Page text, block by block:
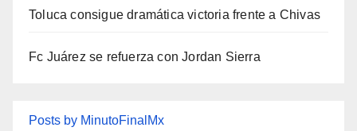
Toluca consigue dramática victoria frente a Chivas
Fc Juárez se refuerza con Jordan Sierra
Posts by MinutoFinalMx